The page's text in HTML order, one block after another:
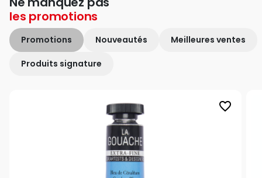
les promotions
Promotions Nouveautés Meilleures ventes
Produits signature
favorite_border